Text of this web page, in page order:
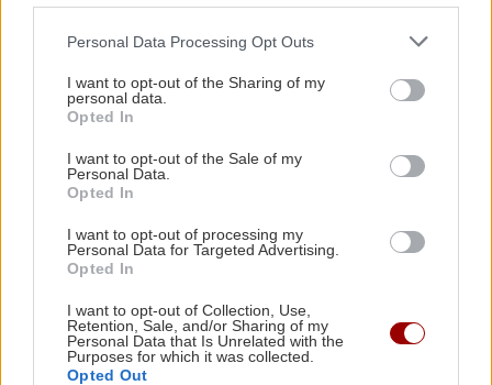
Personal Data Processing Opt Outs
I want to opt-out of the Sharing of my
personal data.
Opted In
I want to opt-out of the Sale of my
Personal Data.
Opted In
I want to opt-out of processing my
Personal Data for Targeted Advertising.
Opted In
I want to opt-out of Collection, Use,
Retention, Sale, and/or Sharing of my
Personal Data that Is Unrelated with the
Purposes for which it was collected.
Opted Out
Η Δανάη Μπάρκα δέχτηκε σχόλιο ότι έχει
κάνει πλαστική επέμβαση
18:51
ΠΟΛΙΤΙΚΗ
Υποκλοπές: «Πυρά» της αντιπολίτευσης για το
«μπλόκο» του Αρείου Πάγου στην ανάσυρση
του φακέλου
18:42
ΕΛΛΑΔΑ
Σέρρες: «Τα έχασα όλα σε μια στιγμή» –
Ραγίζει καρδιές ο σύζυγος και πατέρας των
θυμάτων του τροχαίου (Βίντεο)
Ηράκλειο: Συνεχίζονται οι
ασφαλτοστρώσεις σε Ικάρου και
Καμίνια
ΟΙΚΟΝΟΜΙΑ